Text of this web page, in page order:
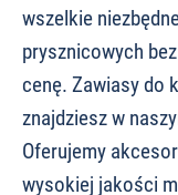
wszelkie
prysznicowych
cenę. Zawiasy do
znajdziesz w
Oferujemy
wysokiej jakości